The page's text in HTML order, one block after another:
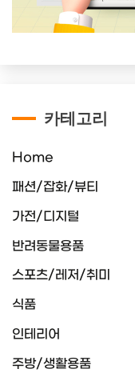
카테고리
Home
패션/잡화/뷰티
가전/디지털
반려동물용품
스포츠/레저/취미
식품
인테리어
주방/생활용품